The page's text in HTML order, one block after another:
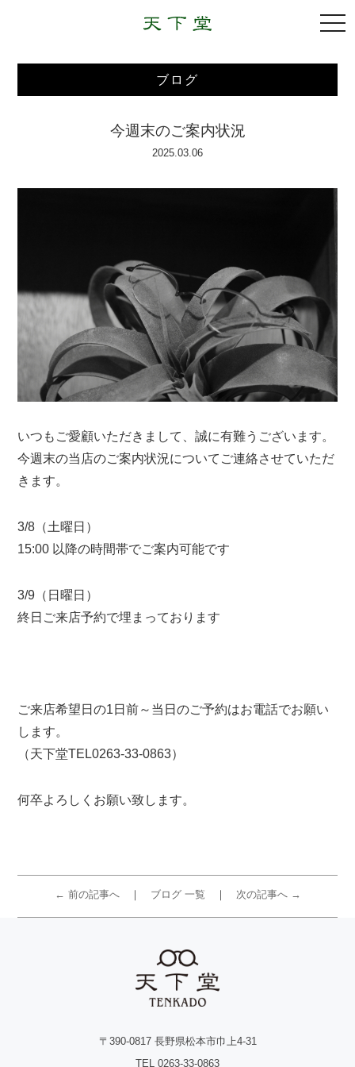
ブログ
今週末のご案内状況
2025.03.06
いつもご愛顧いただきまして、誠に有難うございます。
今週末の当店のご案内状況についてご連絡させていただ
きます。
3/8（土曜日）
15:00 以降の時間帯でご案内可能です
3/9（日曜日）
終日ご来店予約で埋まっております
ご来店希望日の1日前～当日のご予約はお電話でお願い
します。
（天下堂TEL0263-33-0863）
何卒よろしくお願い致します。
← 前の記事へ ブログ 一覧 次の記事へ →
〒390-0817 長野県松本市巾上4-31
TEL 0263-33-0863